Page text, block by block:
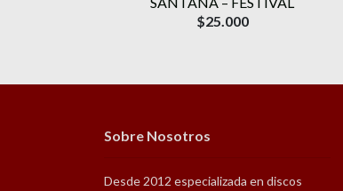
$25.000
Sobre Nosotros
Desde 2012 especializada en discos